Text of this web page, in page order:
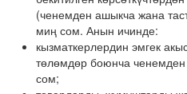
(ченемден ашыкча жана
миң сом. Анын ичинде:
кызматкерлердин эмгек
төлөмдөр боюнча
сом;